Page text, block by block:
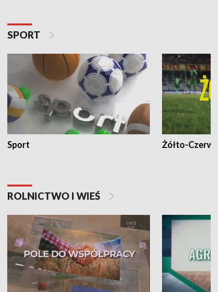
SPORT
Sport Żółto-
ROLNICTWO I WIEŚ